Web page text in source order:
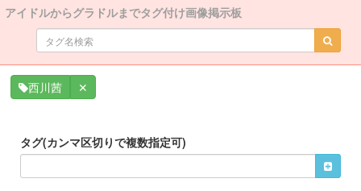
アイドルからグラドルまでタグ付け画像掲示板
西川茜 ✕
タグ(カンマ区切りで複数指定可)